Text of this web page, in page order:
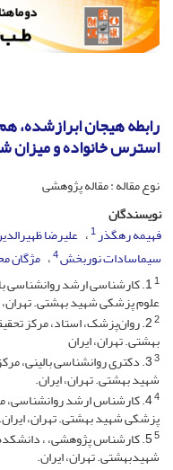
رابطه هیجان ابرازشده،
استرس خانواده و میزان
نوع مقاله : مقاله پژوهشی
نویسندگان
فهیمه رهگذر1 علیرضا
سیماسادات نوربخش4 مژگان
1 1. کارشناسی ارشد روانشناسی
علوم پزشکی شهید بهشتی. تهران،
2 2. روان‌پزشک، استاد، مرکز
بهشتی. تهران، ایران
3 3. دکتری روانشناسی بالینی،
شهید بهشتی. تهران، ایران.
4 4. کارشناس ارشد روانشناسی،
پزشکی شهید بهشتی. تهران، ایران.
5 5. کارشناس پژوهشی، ،
شهیدبهشتی. تهران، ایران.